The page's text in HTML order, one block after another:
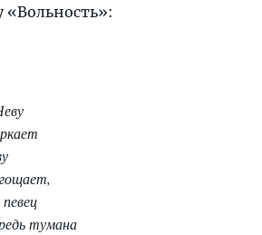
тумана